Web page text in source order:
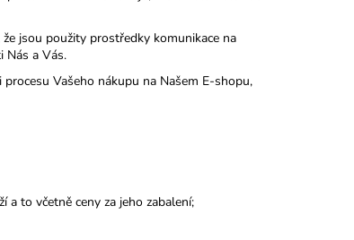
jsou použity prostředky komunikace na
Nás a Vás.
Vašeho nákupu na Našem E-shopu,
to včetně ceny za jeho zabalení;